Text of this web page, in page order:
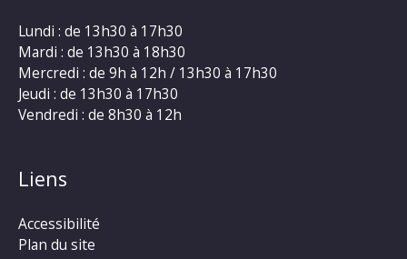
Lundi : de 13h30 à 17h30
Mardi : de 13h30 à 18h30
Mercredi : de 9h à 12h / 13h30 à 17h30
Jeudi : de 13h30 à 17h30
Vendredi : de 8h30 à 12h
Liens
Accessibilité
Plan du site